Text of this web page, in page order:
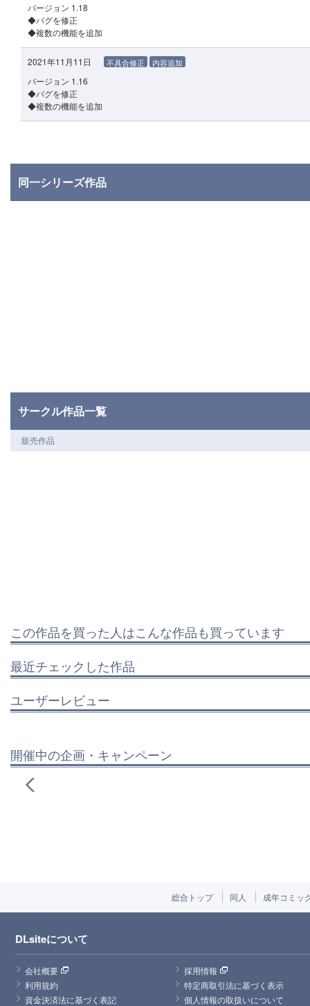
バージョン 1.18
◆バグを修正
◆複数の機能を追加
2021年11月11日 不具合修正 内容追加
バージョン 1.16
◆バグを修正
◆複数の機能を追加
同一シリーズ作品
サークル作品一覧
販売作品
この作品を買った人はこんな作品も買っています
最近チェックした作品
ユーザーレビュー
開催中の企画・キャンペーン
総合トップ 同人 成年コミッ
DLsiteについて
会社概要
採用情報
利用規約
特定商取引法に基づく表示
資金決済法に基づく表記
個人情報の取扱いについて